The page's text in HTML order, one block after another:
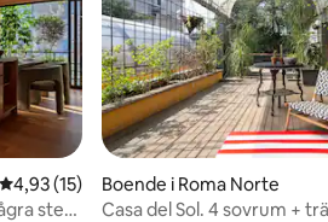
4,93 av 5 i genomsnittligt betyg, 15
4,93 (15)
steg
Boende i Roma Norte
Casa del Sol. 4 sovrum +